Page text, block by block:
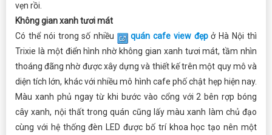
vẹn rồi.
Không gian xanh tươi mát
Có thể nói trong số nhiều
quán cafe view đẹpở Hà Nội thì
Trixie là một điển hình nhờ không gian xanh tươi mát, tầm nhìn
thoáng đãng nhờ được xây dựng và thiết kế trên một quy mô và
diện tích lớn, khác với nhiều mô hình cafe phố chật hẹp hiện nay.
Màu xanh phủ ngay từ khi bước vào cổng với 2 bên rợp bóng
cây xanh, nội thất trong quán cũng lấy màu xanh làm chủ đạo
cùng với hệ thống đèn LED được bố trí khoa học tạo nên một